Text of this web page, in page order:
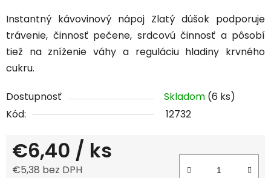
Instantný kávovinový nápoj Zlatý dúšok podporuje
trávenie, činnosť pečene, srdcovú činnosť a pôsobí
tiež na zníženie váhy a reguláciu hladiny krvného
cukru.
Dostupnosť Skladom (6 ks)
Kód:
12732
€6,40 / ks
€5,38 bez DPH